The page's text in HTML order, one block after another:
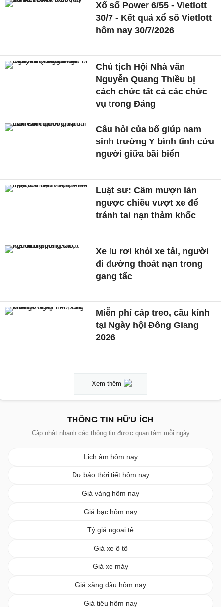
Xổ số Power 6/55 - Vietlott
30/7 - Kết quả xổ số Vietlott
hôm nay 30/7/2026
Chủ tịch Hội Nhà văn
Nguyễn Quang Thiều bị
cách chức tất cả các chức
vụ trong Đảng
Câu hỏi của bố giúp nam
sinh trường Y bình tĩnh cứu
người giữa bãi biển
Luật sư: Cấm mượn làn
ngược chiều vượt xe để
tránh tai nạn thảm khốc
Xe lu rơi khỏi xe tải, người
đi đường thoát nạn trong
gang tấc
Miễn phí cáp treo, cầu kính
tại Ngày hội Đông Giang
2026
Xem thêm
THÔNG TIN HỮU ÍCH
Cập nhật nhanh các thông tin được quan tâm mỗi ngày
Lịch âm hôm nay
Dự báo thời tiết hôm nay
Giá vàng hôm nay
Giá bạc hôm nay
Tỷ giá ngoại tệ
Giá xe ô tô
Giá xe máy
Giá xăng dầu hôm nay
Giá tiêu hôm nay